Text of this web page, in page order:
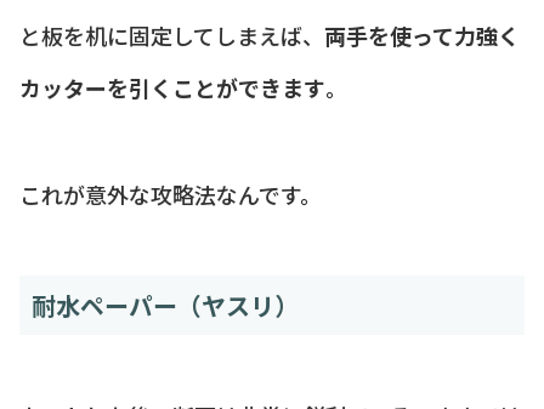
と板を机に固定してしまえば、 両手を使って力強く
カッターを引くことができます。
これが意外な攻略法なんです。
耐水ペーパー（ヤスリ）